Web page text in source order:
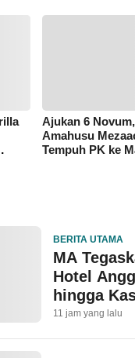
Ajukan 6
Amahusu
Tempuh PK ke
BERITA UTAMA
MA
Hotel
hingga
11 jam yang lalu